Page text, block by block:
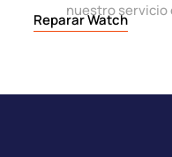
nuestro servicio
Reparar Watch